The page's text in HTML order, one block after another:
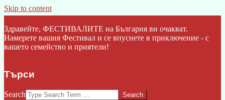
Skip to content
Здравейте, ФЕСТИВАЛИТЕ на България ви очакват.
Намерете вашия Фестивал и се впуснете в приключение - с
вашето семейство и приятели!
Търси
Search